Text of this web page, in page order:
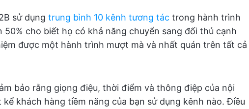
sử dụng trung bình 10 kênh tương tác trong hành trình
50% cho biết họ có khả năng chuyển sang đối thủ cạnh
được một hành trình mượt mà và nhất quán trên tất cả
bảo rằng giọng điệu, thời điểm và thông điệp của nội
khách hàng tiềm năng của bạn sử dụng kênh nào. Điều